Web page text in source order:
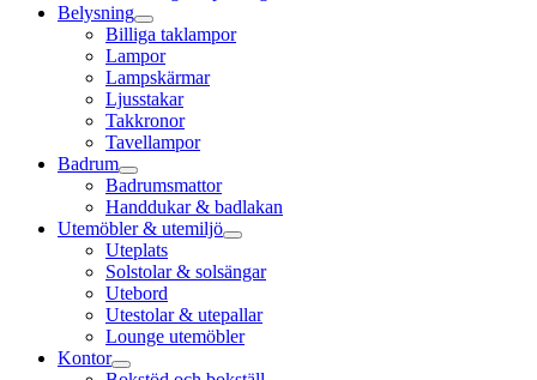
Belysning
Billiga taklampor
Lampor
Lampskärmar
Ljusstakar
Takkronor
Tavellampor
Badrum
Badrumsmattor
Handdukar & badlakan
Utemöbler & utemiljö
Uteplats
Solstolar & solsängar
Utebord
Utestolar & utepallar
Lounge utemöbler
Kontor